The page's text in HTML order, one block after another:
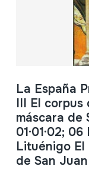
La España
III El corpus
máscara de
01·01·02;
Lituénigo El
de San